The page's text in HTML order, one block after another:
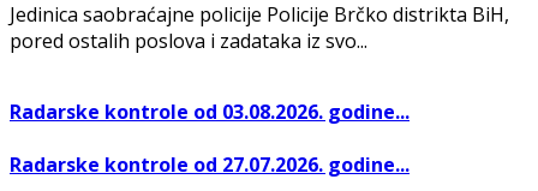
Jedinica saobraćajne policije Policije Brčko distrikta BiH,
pored ostalih poslova i zadataka iz svo...
Radarske kontrole od 03.08.2026. godine...
Radarske kontrole od 27.07.2026. godine...